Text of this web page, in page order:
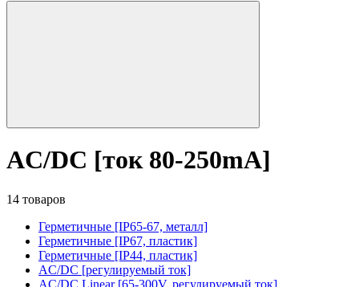
AC/DC [ток 80-250mA]
14 товаров
Герметичные [IP65-67, металл]
Герметичные [IP67, пластик]
Герметичные [IP44, пластик]
AC/DC [регулируемый ток]
AC/DC Linear [65-300V, регулируемый ток]